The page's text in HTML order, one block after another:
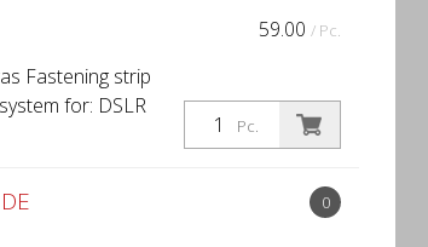
59.00 / Pc.
Pc.
Fastening strip
for: DSLR
0